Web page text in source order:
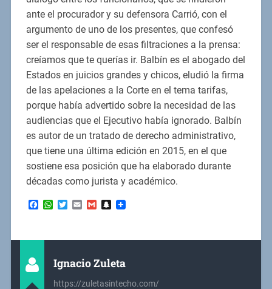
ante el procurador y su defensora Carrió, con el
argumento de uno de los presentes, que confesó
ser el responsable de esas filtraciones a la prensa:
creíamos que te querías ir. Balbín es el abogado del
Estados en juicios grandes y chicos, eludió la firma
de las apelaciones a la Corte en el tema tarifas,
porque había advertido sobre la necesidad de las
audiencias que el Ejecutivo había ignorado. Balbín
es autor de un tratado de derecho administrativo,
que tiene una última edición en 2015, en el que
sostiene esa posición que ha elaborado durante
décadas como jurista y académico.
Facebook
WhatsApp
Twitter
EmailGmailSnapchat
Ignacio Zuleta
https://zuletasintecho.com/